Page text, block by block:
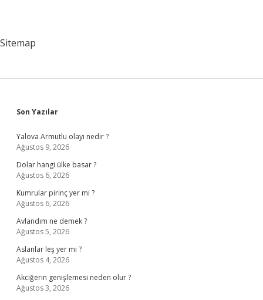
Sitemap
Sidebar
Son Yazılar
Yalova Armutlu olayı nedir ?
Ağustos 9, 2026
Dolar hangi ülke basar ?
Ağustos 6, 2026
Kumrular pirinç yer mi ?
Ağustos 6, 2026
Avlandım ne demek ?
Ağustos 5, 2026
Aslanlar leş yer mi ?
Ağustos 4, 2026
Akciğerin genişlemesi neden olur ?
Ağustos 3, 2026